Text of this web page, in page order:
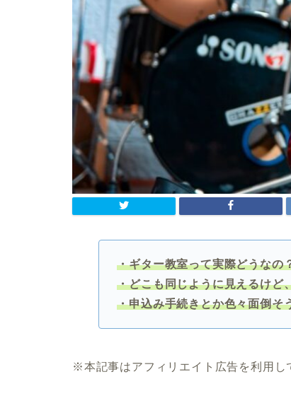
・ギター教室って実際どうな
・どこも同じように見えるけど
・申込み手続きとか色々面倒そ
※本記事はアフィリエイト広告を利用し